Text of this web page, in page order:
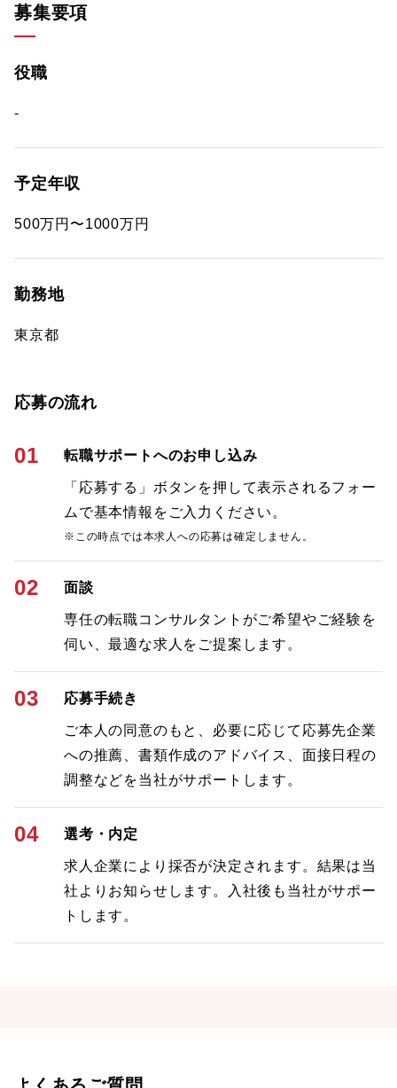
募集要項
役職
-
予定年収
500万円〜1000万円
勤務地
東京都
応募の流れ
01 転職サポートへのお申し込み
「応募する」ボタンを押して表示されるフォー
ムで基本情報をご入力ください。
※この時点では本求人への応募は確定しません。
02 面談
専任の転職コンサルタントがご希望やご経験を
伺い、最適な求人をご提案します。
03 応募手続き
ご本人の同意のもと、必要に応じて応募先企業
への推薦、書類作成のアドバイス、面接日程の
調整などを当社がサポートします。
04 選考・内定
求人企業により採否が決定されます。結果は当
社よりお知らせします。入社後も当社がサポー
トします。